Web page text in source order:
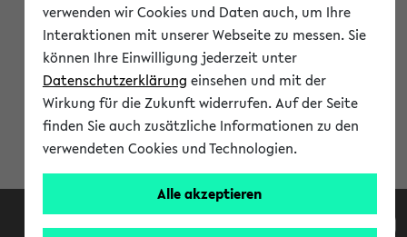
Bitte melden Sie sich an:
Anmeldung am eKVV
verwenden wir Cookies und Daten auch, um Ihre
Interaktionen mit unserer Webseite zu messen. Sie
können Ihre Einwilligung jederzeit unter
Datenschutzerklärung einsehen und mit der
Wirkung für die Zukunft widerrufen. Auf der Seite
finden Sie auch zusätzliche Informationen zu den
verwendeten Cookies und Technologien.
Alle akzeptieren